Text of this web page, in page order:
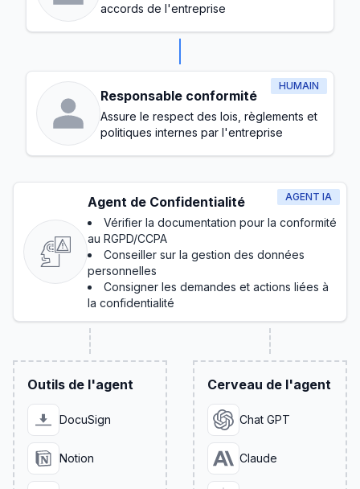
accords de l'entreprise
HUMAIN
Responsable conformité
Assure le respect des lois, règlements et
politiques internes par l'entreprise
AGENT IA
Agent de Confidentialité
Vérifier la documentation pour la conformité
au RGPD/CCPA
Conseiller sur la gestion des données
personnelles
Consigner les demandes et actions liées à
la confidentialité
Outils de l'agent
DocuSign
Notion
Cerveau de l'agent
Chat GPT
Claude